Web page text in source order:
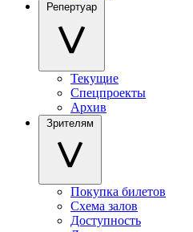
Репертуар
Текущие
Спецпроекты
Архив
Зрителям
Покупка билетов
Схема залов
Доступность